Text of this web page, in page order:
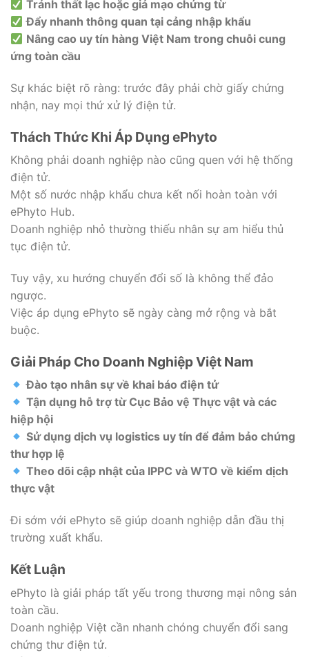
Tránh thất lạc hoặc giả mạo chứng từ
Đẩy nhanh thông quan tại cảng nhập khẩu
Nâng cao uy tín hàng Việt Nam trong chuỗi cung
ứng toàn cầu
Sự khác biệt rõ ràng: trước đây phải chờ giấy chứng
nhận, nay mọi thứ xử lý điện tử.
Thách Thức Khi Áp Dụng ePhyto
Không phải doanh nghiệp nào cũng quen với hệ thống
điện tử.
Một số nước nhập khẩu chưa kết nối hoàn toàn với
ePhyto Hub.
Doanh nghiệp nhỏ thường thiếu nhân sự am hiểu thủ
tục điện tử.
Tuy vậy, xu hướng chuyển đổi số là không thể đảo
ngược.
Việc áp dụng ePhyto sẽ ngày càng mở rộng và bắt
buộc.
Giải Pháp Cho Doanh Nghiệp Việt Nam
Đào tạo nhân sự về khai báo điện tử
Tận dụng hỗ trợ từ Cục Bảo vệ Thực vật và các
hiệp hội
Sử dụng dịch vụ logistics uy tín để đảm bảo chứng
thư hợp lệ
Theo dõi cập nhật của IPPC và WTO về kiểm dịch
thực vật
Đi sớm với ePhyto sẽ giúp doanh nghiệp dẫn đầu thị
trường xuất khẩu.
Kết Luận
ePhyto là giải pháp tất yếu trong thương mại nông sản
toàn cầu.
Doanh nghiệp Việt cần nhanh chóng chuyển đổi sang
chứng thư điện tử.